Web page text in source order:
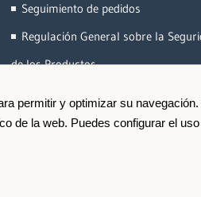
permitir y optimizar su
de la web. Puedes configurar el
Seguimiento de pedidos
Regulación General sobre la
de los Productos